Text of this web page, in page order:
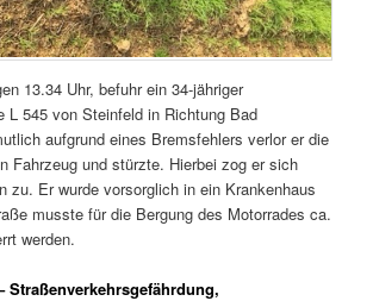
13.34 Uhr, befuhr ein 34-jähriger
L 545 von Steinfeld in Richtung Bad
aufgrund eines Bremsfehlers verlor er die
Fahrzeug und stürzte. Hierbei zog er sich
zu. Er wurde vorsorglich in ein Krankenhaus
musste für die Bergung des Motorrades ca.
werden.
Straßenverkehrsgefährdung,